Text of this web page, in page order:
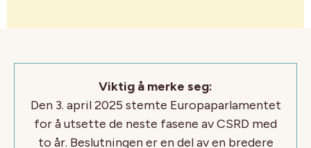
Viktig å merke seg:
Den 3. april 2025 stemte Europaparlamentet
for å utsette de neste fasene av CSRD med
to år. Beslutningen er en del av en bredere